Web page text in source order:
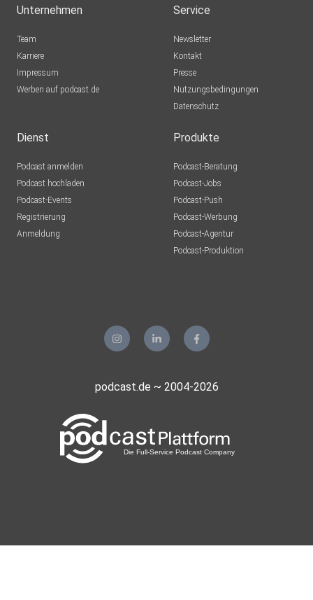
Unternehmen
Team
Karriere
Impressum
Werben auf podcast.de
Service
Newsletter
Kontakt
Presse
Nutzungsbedingungen
Datenschutz
Dienst
Podcast anmelden
Podcast hochladen
Podcast-Events
Registrierung
Anmeldung
Produkte
Podcast-Beratung
Podcast-Jobs
Podcast-Push
Podcast-Werbung
Podcast-Agentur
Podcast-Produktion
podcast.de ~ 2004-2026